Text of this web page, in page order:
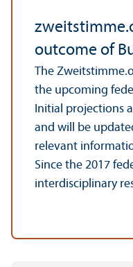
outcome of
The
the upcoming
Initial projections
and will be
relevant
Since the 2017
interdisciplinary